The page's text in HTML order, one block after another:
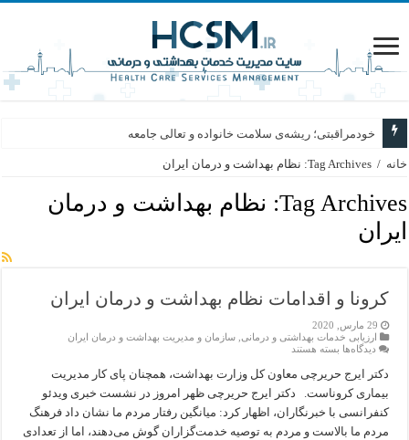
خودمراقبتی؛ ریشه‌ی سلامت خانواده و تعالی جامعه
خانه / Tag Archives: نظام بهداشت و درمان ایران
Tag Archives: نظام بهداشت و درمان
ایران
کرونا و اقدامات نظام بهداشت و درمان ایران
29 مارس, 2020
ارزیابی خدمات بهداشتی و درمانی ,سازمان و مدیریت بهداشت و درمان ایران
دیدگاه‌ها برای
و
اقدامات
نظام
بهداشت
و
درمان
بسته هستند
دکتر ایرج حریرچی معاون کل وزارت بهداشت، همچنان پای کار مدیریت
بیماری کروناست. دکتر ایرج حریرچی ظهر امروز در نشست خبری ویدئو
کنفرانسی با خبرنگاران، اظهار کرد:‌ میانگین رفتار مردم ما نشان داد فرهنگ
مردم ما بالاست و مردم به توصیه خدمت‌گزاران گوش می‌دهند، اما از تعدادی